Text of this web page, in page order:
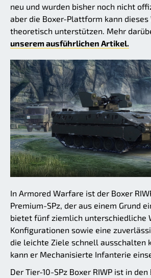
neu und wurden bisher noch nicht
aber die Boxer-Plattform kann
theoretisch unterstützen. Mehr
unserem ausführlichen Artikel.
In Armored Warfare ist der Boxer
Premium-SPz, der aus einem Grund
bietet fünf ziemlich unterschiedliche
Konfigurationen sowie eine
die leichte Ziele schnell ausschalten
kann er Mechanisierte Infanterie
Der Tier-10-SPz Boxer RIWP ist in